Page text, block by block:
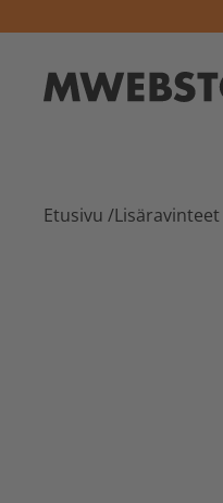
Etusivu /Lisäravinteet